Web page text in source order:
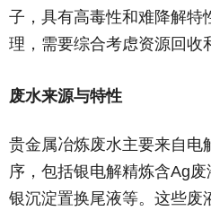
子，具有高毒性和难降解特
理，需要综合考虑资源回收
废水来源与特性
贵金属冶炼废水主要来自电
序，包括银电解精炼含Ag
银沉淀置换尾液等。这些废